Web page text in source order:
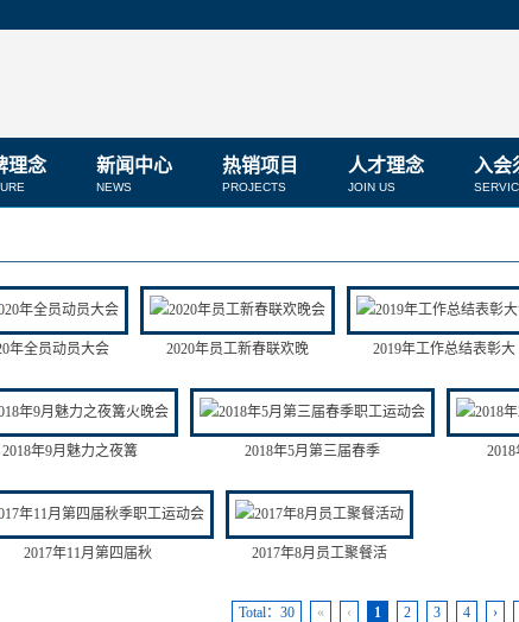
理念 新闻中心
NEWS
热销项目
PROJECTS
人才理念
JOIN US
入会
年全员动员大会 2020年员工新春联欢晚 2019年工作总结表彰大
2018年9月魅力之夜篝 2018年5月第三届春季
2017年11月第四届秋 2017年8月员工聚餐活
Total：30 « ‹ 1 2 3 4 ›